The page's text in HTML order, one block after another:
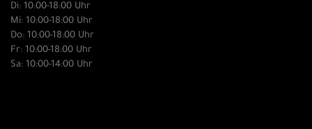
Di: 10:00-18:00 Uhr
Mi: 10:00-18:00 Uhr
Do: 10:00-18:00 Uhr
Fr: 10:00-18:00 Uhr
Sa: 10:00-14:00 Uhr